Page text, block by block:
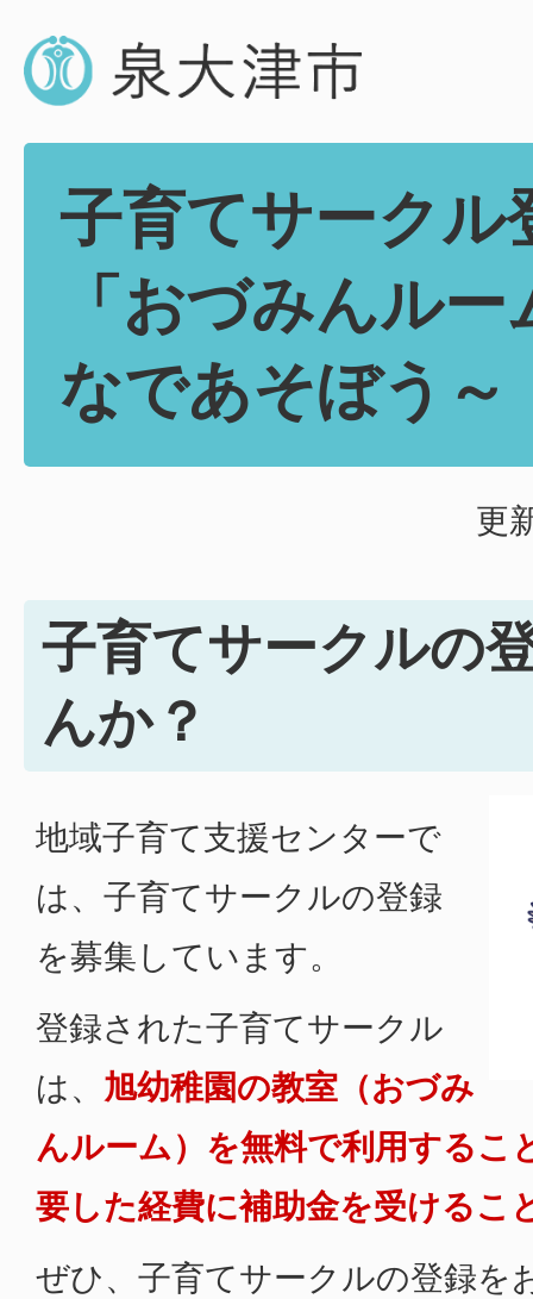
子育てサークル
「おづみんル
なであそぼう～
更
子育てサークルの
んか？
地域子育て支援センターで
は、子育てサークルの登録
を募集しています。
登録された子育てサークル
は、 旭幼稚園の教室（おづみ
んルーム）を無料で利用するこ
要した経費に補助金を受けるこ
ぜひ、子育てサークルの登録を